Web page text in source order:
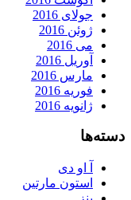
جولای 2016
ژوئن 2016
می 2016
آوریل 2016
مارس 2016
فوریه 2016
ژانویه 2016
دسته‌ها
آ او دی
استون مارتین